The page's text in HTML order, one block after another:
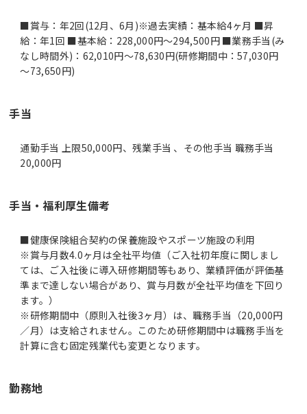
■賞与：年2回(12月、6月)※過去実績：基本給4ヶ月 ■昇
給：年1回 ■基本給：228,000円～294,500円 ■業務手当(み
なし時間外)：62,010円～78,630円(研修期間中：57,030円
～73,650円)
手当
通勤手当 上限50,000円、残業手当 、その他手当 職務手当
20,000円
手当・福利厚生備考
■健康保険組合契約の保養施設やスポーツ施設の利用
※賞与月数4.0ヶ月は全社平均値（ご入社初年度に関しまし
ては、ご入社後に導入研修期間等もあり、業績評価が評価基
準まで達しない場合があり、賞与月数が全社平均値を下回り
ます。）
※研修期間中（原則入社後3ヶ月）は、職務手当（20,000円
／月）は支給されません。このため研修期間中は職務手当を
計算に含む固定残業代も変更となります。
勤務地